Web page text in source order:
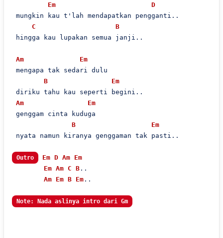
Em
D
mungkin kau t'lah mendapatkan pengganti..
C
B
hingga kau lupakan semua janji..
Am
Em
mengapa tak sedari dulu
B
Em
diriku tahu kau seperti begini..
Am
Em
genggam cinta kuduga
B
Em
nyata namun kiranya genggaman tak pasti..
Outro Em D Am
Em
Em Am C B..
Am
Em B Em..
Note: Nada aslinya intro dari Gm